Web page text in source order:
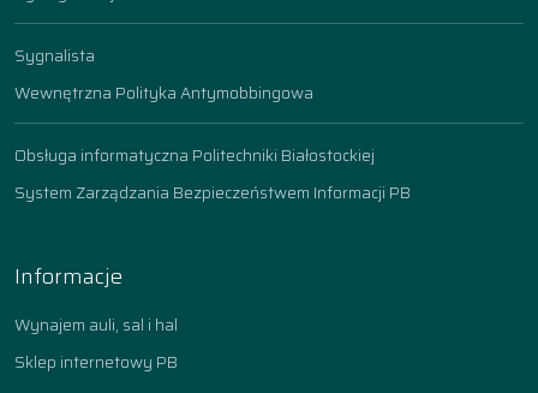
Sygnalista
Wewnętrzna Polityka Antymobbingowa
Obsługa informatyczna Politechniki Białostockiej
System Zarządzania Bezpieczeństwem Informacji PB
Informacje
Wynajem auli, sal i hal
Sklep internetowy PB